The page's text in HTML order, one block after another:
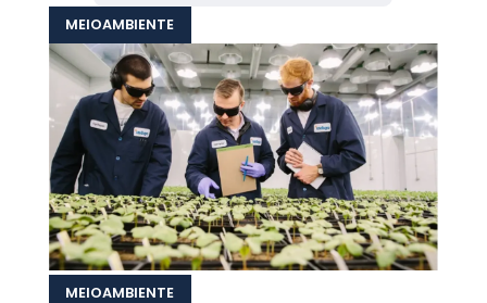
MEIOAMBIENTE
MEIOAMBIENTE